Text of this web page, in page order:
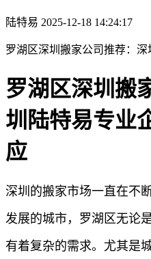
陆特易 2025-12-18 14:24:17
罗湖区深圳搬家公司推荐：
罗湖区深圳搬
圳陆特易专业
应
深圳的搬家市场一直在不
发展的城市，罗湖区无论
有着复杂的需求。尤其是